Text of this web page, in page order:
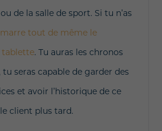
de la salle de sport. Si tu n’as
tout de même le
. Tu auras les chronos
seras capable de garder des
et avoir l’historique de ce
client plus tard.